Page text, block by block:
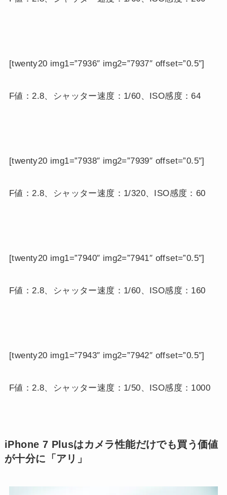
[twenty20 img1=”7936″ img2=”7937″ offset=”0.5″]
F値：2.8、シャッター速度：1/60、ISO感度：64
[twenty20 img1=”7938″ img2=”7939″ offset=”0.5″]
F値：2.8、シャッター速度：1/320、ISO感度：60
[twenty20 img1=”7940″ img2=”7941″ offset=”0.5″]
F値：2.8、シャッター速度：1/60、ISO感度：160
[twenty20 img1=”7943″ img2=”7942″ offset=”0.5″]
F値：2.8、シャッター速度：1/50、ISO感度：1000
iPhone 7 Plusはカメラ性能だけでも買う価値
が十分に「アリ」